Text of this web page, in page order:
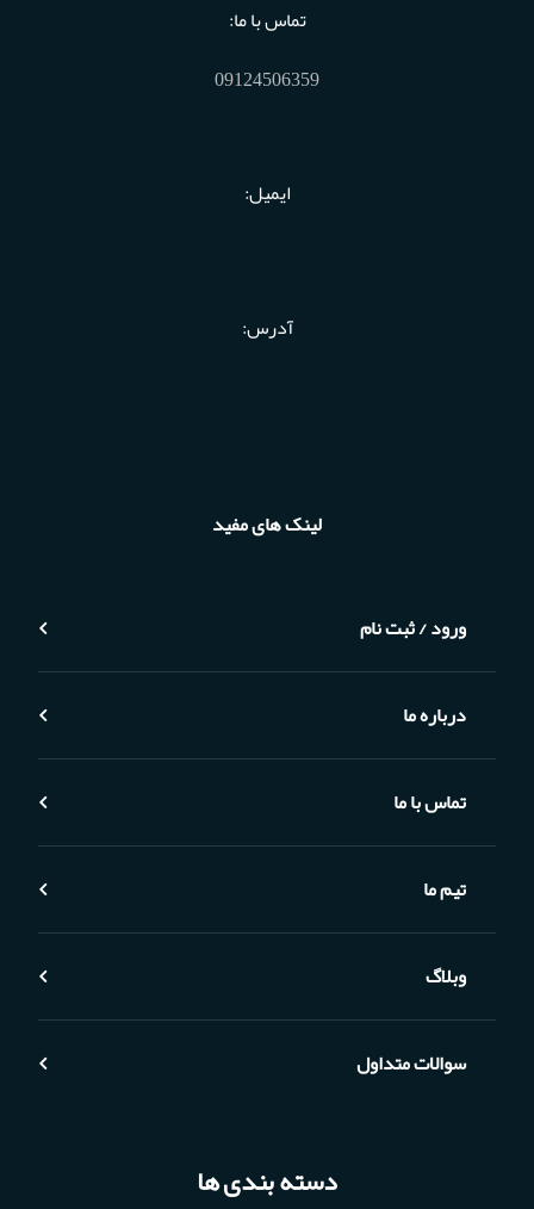
تماس با ما:
09124506359
ایمیل:
آدرس:
لینک های مفید
ورود / ثبت نام
درباره ما
تماس با ما
تیم ما
وبلاگ
سوالات متداول
دسته بندی ها